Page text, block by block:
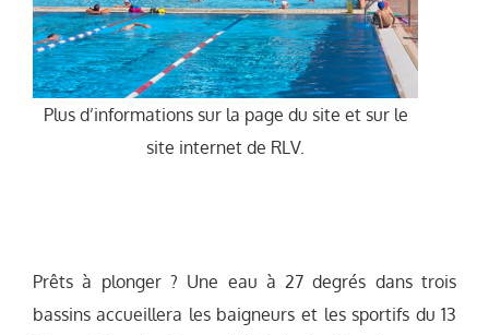
Plus d’informations sur la page du site et sur le
site internet de RLV.
Prêts à plonger ? Une eau à 27 degrés dans trois
bassins accueillera les baigneurs et les sportifs du 13